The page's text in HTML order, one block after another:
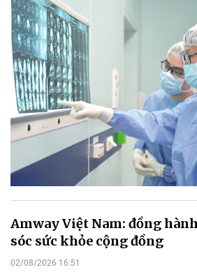
Amway Việt Nam: đồng
sóc sức khỏe cộng đồng
02/08/2026 16:51